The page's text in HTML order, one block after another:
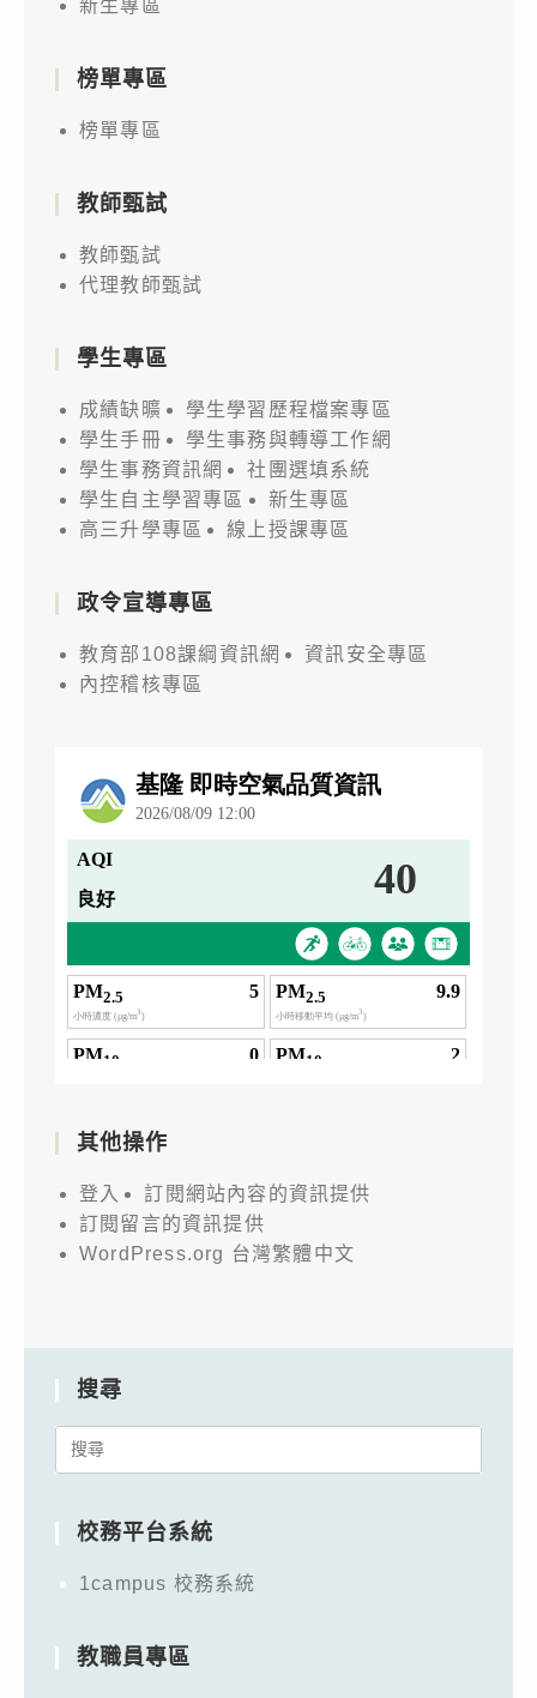
新生專區
榜單專區
榜單專區
教師甄試
教師甄試
代理教師甄試
學生專區
成績缺曠
學生學習歷程檔案專區
學生手冊
學生事務與轉導工作網
學生事務資訊網
社團選填系統
學生自主學習專區
新生專區
高三升學專區
線上授課專區
政令宣導專區
教育部108課綱資訊網
資訊安全專區
內控稽核專區
其他操作
登入
訂閱網站內容的資訊提供
訂閱留言的資訊提供
WordPress.org 台灣繁體中文
搜尋
Search
校務平台系統
1campus 校務系統
教職員專區